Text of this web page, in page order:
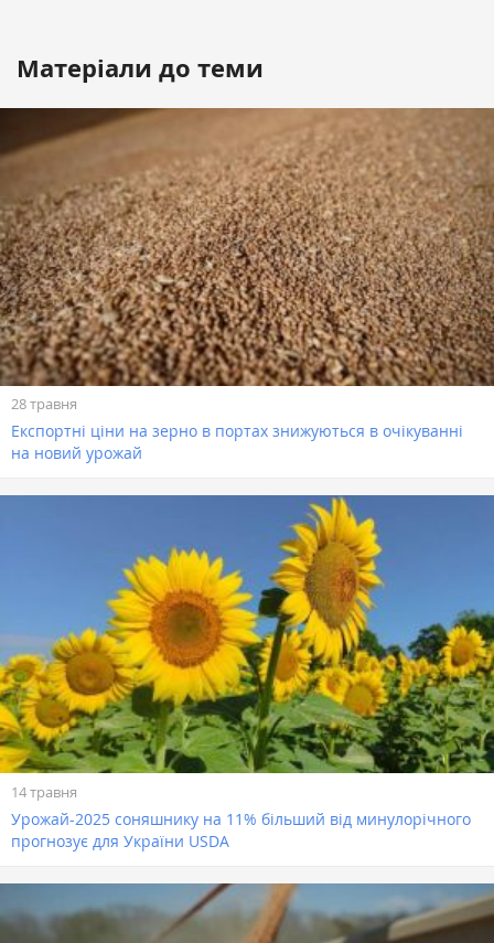
Матеріали до теми
28 травня
Експортні ціни на зерно в портах знижуються в очікуванні
на новий урожай
14 травня
Урожай-2025 соняшнику на 11% більший від минулорічного
прогнозує для України USDA